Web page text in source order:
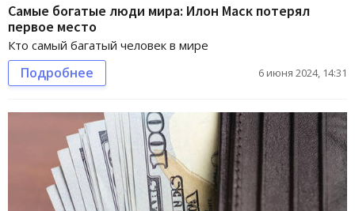
Самые богатые люди мира: Илон Маск потерял
первое место
Кто самый багатый человек в мире
Подробнее 6 июня 2024, 14:31